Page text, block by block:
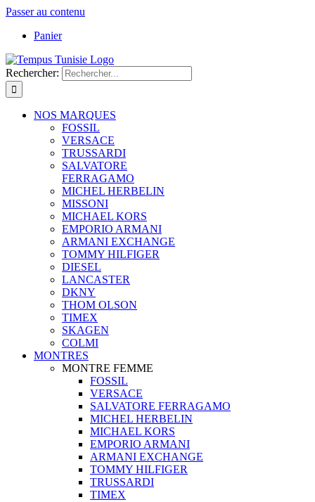
Passer au contenu
Panier
Rechercher:
NOS MARQUES
FOSSIL
VERSACE
TRUSSARDI
SALVATORE
FERRAGAMO
MICHEL HERBELIN
MISSONI
MICHAEL KORS
EMPORIO ARMANI
ARMANI EXCHANGE
TOMMY HILFIGER
DIESEL
LANCASTER
DKNY
THOM OLSON
TIMEX
SKAGEN
COLMI
MONTRES
MONTRE FEMME
FOSSIL
VERSACE
SALVATORE FERRAGAMO
MICHEL HERBELIN
MICHAEL KORS
EMPORIO ARMANI
ARMANI EXCHANGE
TOMMY HILFIGER
TRUSSARDI
TIMEX